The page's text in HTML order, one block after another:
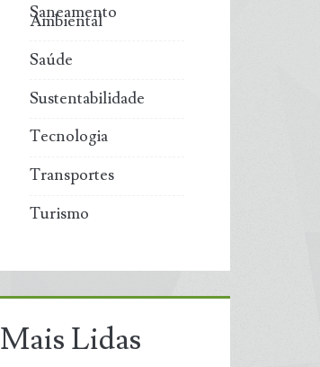
Saneamento
Ambiental
Saúde
Sustentabilidade
Tecnologia
Transportes
Turismo
Mais Lidas